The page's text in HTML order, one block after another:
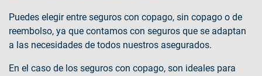
Puedes elegir entre seguros con copago, sin copago o de
reembolso, ya que contamos con seguros que se adaptan
a las necesidades de todos nuestros asegurados.
En el caso de los seguros con copago, son ideales para